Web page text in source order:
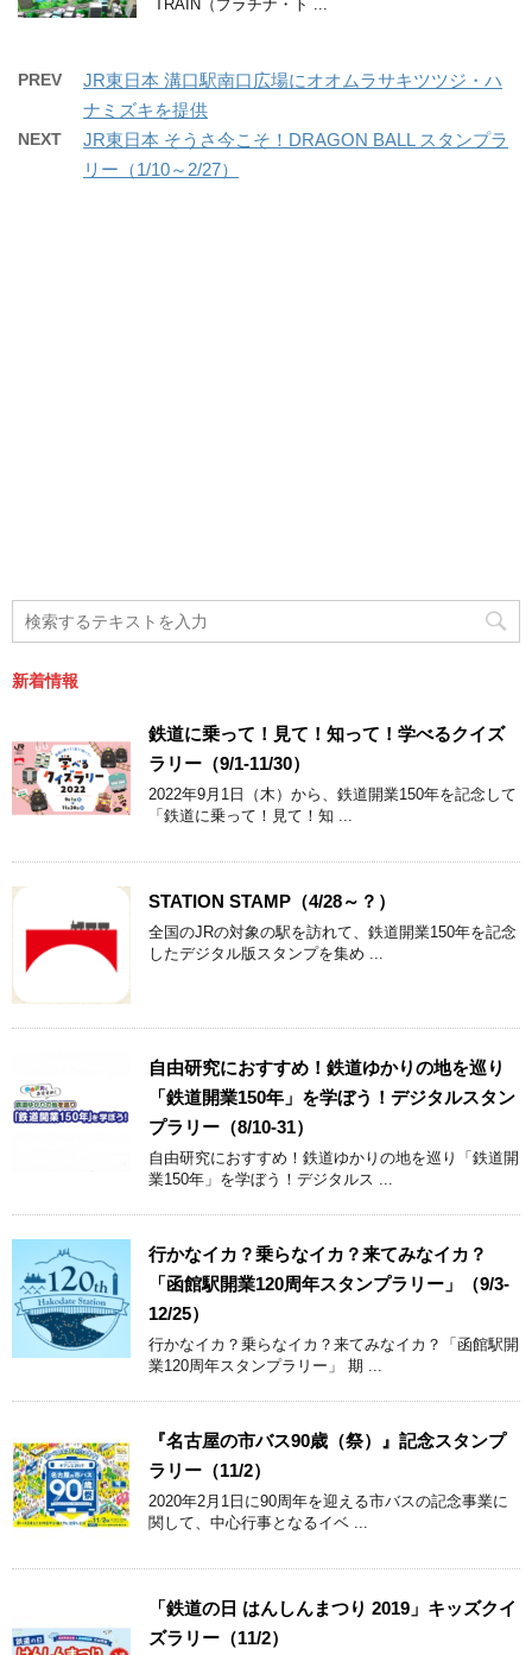
TRAIN（プラチナ・ト ...
PREV
JR東日本 溝口駅南口広場にオオムラサキツツジ・ハ
ナミズキを提供
NEXT
JR東日本 そうさ今こそ！DRAGON BALL スタンプラ
リー（1/10～2/27）
新着情報
鉄道に乗って！見て！知って！学べるクイズ
ラリー（9/1-11/30）
2022年9月1日（木）から、鉄道開業150年を記念して
「鉄道に乗って！見て！知 ...
STATION STAMP（4/28～？）
全国のJRの対象の駅を訪れて、鉄道開業150年を記念
したデジタル版スタンプを集め ...
自由研究におすすめ！鉄道ゆかりの地を巡り
「鉄道開業150年」を学ぼう！デジタルスタン
プラリー（8/10-31）
自由研究におすすめ！鉄道ゆかりの地を巡り「鉄道開
業150年」を学ぼう！デジタルス ...
行かなイカ？乗らなイカ？来てみなイカ？
「函館駅開業120周年スタンプラリー」（9/3-
12/25）
行かなイカ？乗らなイカ？来てみなイカ？「函館駅開
業120周年スタンプラリー」 期 ...
『名古屋の市バス90歳（祭）』記念スタンプ
ラリー（11/2）
2020年2月1日に90周年を迎える市バスの記念事業に
関して、中心行事となるイベ ...
「鉄道の日 はんしんまつり 2019」キッズクイ
ズラリー（11/2）